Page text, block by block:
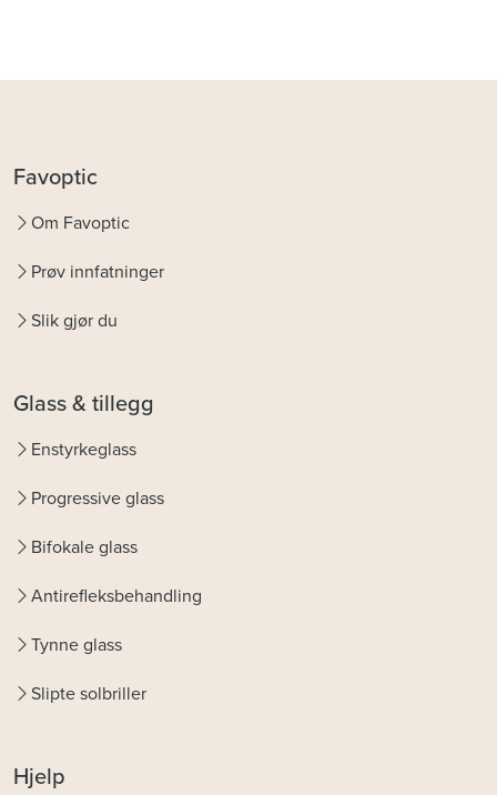
Favoptic
Om Favoptic
Prøv innfatninger
Slik gjør du
Glass & tillegg
Enstyrkeglass
Progressive glass
Bifokale glass
Antirefleksbehandling
Tynne glass
Slipte solbriller
Hjelp